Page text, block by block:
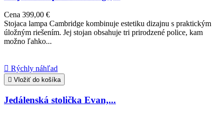
Cena 399,00 €
Stojaca lampa Cambridge kombinuje estetiku dizajnu s praktickým
úložným riešením. Jej stojan obsahuje tri prirodzené police, kam
možno ľahko...
 Rýchly náhľad
 Vložiť do košíka
Jedálenská stolička Evan,...